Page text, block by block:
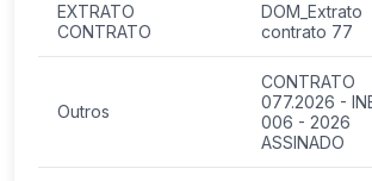
EXTRATO
CONTRATO
DOM_Extrato
contrato 77
Outros
CONTRATO
077.2026 -
006 - 2026
ASSINADO